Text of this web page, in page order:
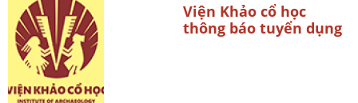
Viện Khảo cổ học
thông báo tuyển dụng